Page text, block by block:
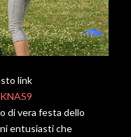
link
di vera festa dello
entusiasti che